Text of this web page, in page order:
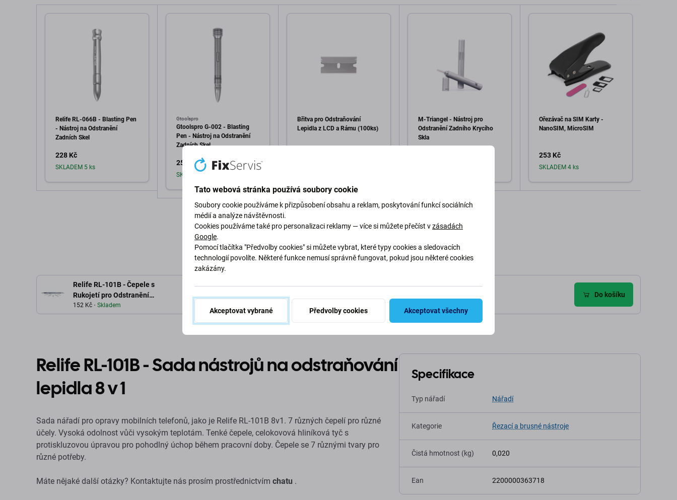
Relife RL-066B - Blasting Pen
- Nástroj na Odstranění
Zadních Skel
228 Kč
SKLADEM 5 ks
Přidat do košíku
Gtoolspro
Gtoolspro G-002 - Blasting
Pen - Nástroj na Odstranění
Zadních Skel
253 Kč
SKLADEM 7 ks
Přidat do košíku
Břitva pro Odstraňování
Lepidla z LCD a Rámu (100ks)
Přidat do košíku
M-Triangel - Nástroj pro
Odstranění Zadního Krycího
Skla
Ořezávač na SIM Karty -
NanoSIM, MicroSIM
253 Kč
SKLADEM 4 ks
Relife RL-101B - Čepele s
Rukojetí pro Odstranění
Lepidla 8v1
152 Kč Skladem
Do košíku
Relife RL-101B - Sada nástrojů na odstraňování
lepidla 8 v 1
Sada nářadí pro opravy mobilních telefonů, jako je Relife RL-101B 8v1. 7 různých čepelí pro různé
účely. Vysoká odolnost vůči vysokým teplotám. Tenké čepele, celokovová hliníková tyč s
protiskluzovou úpravou pro pohodlný úchop během pracovní doby. Čepele se 7 různými tvary pro
různé potřeby.
Máte nějaké další otázky? Kontaktujte nás prosím prostřednictvím chatu .
Specifikace
Typ nářadí Nářadí
Kategorie Řezací a brusné nástroje
Čistá hmotnost (kg) 0,020
Ean 2200000363718
Tato webová stránka používá soubory cookie
Soubory cookie používáme k přizpůsobení obsahu a reklam, poskytování funkcí sociálních
médií a analýze návštěvnosti.
Cookies používáme také pro personalizaci reklamy — více si můžete přečíst vzásadách
Google.
Pomocí tlačítka "Předvolby cookies" si můžete vybrat, které typy cookies a sledovacích
technologií povolíte. Některé funkce nemusí správně fungovat, pokud jsou některé cookies
zakázány.
Akceptovat vybrané Předvolby cookies Akceptovat všechny